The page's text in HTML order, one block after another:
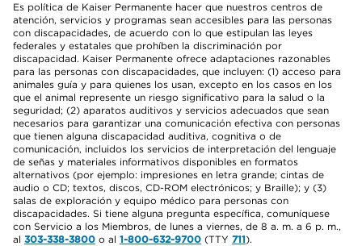
Es política de Kaiser Permanente hacer que nuestros centros de
atención, servicios y programas sean accesibles para las personas
con discapacidades, de acuerdo con lo que estipulan las leyes
federales y estatales que prohíben la discriminación por
discapacidad. Kaiser Permanente ofrece adaptaciones razonables
para las personas con discapacidades, que incluyen: (1) acceso para
animales guía y para quienes los usan, excepto en los casos en los
que el animal represente un riesgo significativo para la salud o la
seguridad; (2) aparatos auditivos y servicios adecuados que sean
necesarios para garantizar una comunicación efectiva con personas
que tienen alguna discapacidad auditiva, cognitiva o de
comunicación, incluidos los servicios de interpretación del lenguaje
de señas y materiales informativos disponibles en formatos
alternativos (por ejemplo: impresiones en letra grande; cintas de
audio o CD; textos, discos, CD-ROM electrónicos; y Braille); y (3)
salas de exploración y equipo médico para personas con
discapacidades. Si tiene alguna pregunta específica, comuníquese
con Servicio a los Miembros, de lunes a viernes, de 8 a. m. a 6 p. m.,
al 303-338-3800 o al 1-800-632-9700 (TTY 711).